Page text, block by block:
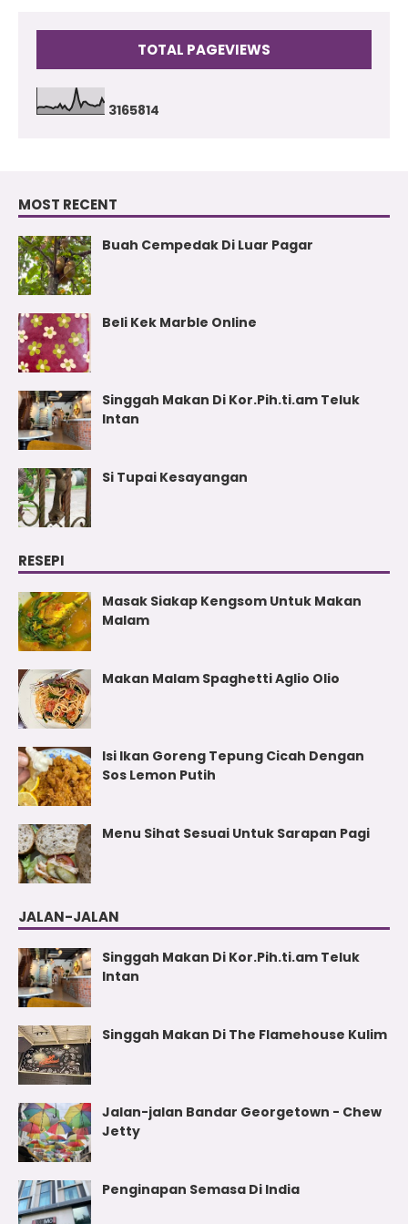
TOTAL PAGEVIEWS
3165814
MOST RECENT
Buah Cempedak Di Luar Pagar
Beli Kek Marble Online
Singgah Makan Di Kor.Pih.ti.am Teluk
Intan
Si Tupai Kesayangan
RESEPI
Masak Siakap Kengsom Untuk Makan
Malam
Makan Malam Spaghetti Aglio Olio
Isi Ikan Goreng Tepung Cicah Dengan
Sos Lemon Putih
Menu Sihat Sesuai Untuk Sarapan Pagi
JALAN-JALAN
Singgah Makan Di Kor.Pih.ti.am Teluk
Intan
Singgah Makan Di The Flamehouse Kulim
Jalan-jalan Bandar Georgetown - Chew
Jetty
Penginapan Semasa Di India